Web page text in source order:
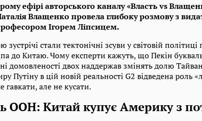
ефірі авторського каналу «Власть vs
Влащенко провела глибоку розмову з
Ігорем Ліпсицем.
стали тектонічні зсуви у світовій політиці
до Китаю. Чому експерти кажуть, що Пекін
домовленості двох наддержав змінять долю
Путіну в цій новій реальності G2 відведена роль
гавкати, але не кусати.
ООН: Китай купує Америку з